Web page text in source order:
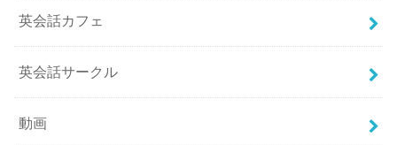
英会話カフェ
英会話サークル
動画